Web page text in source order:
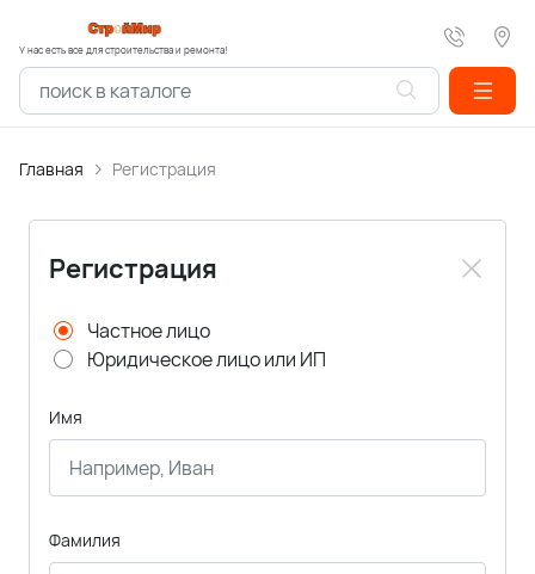
У нас есть все для строительства и ремонта!
Главная Регистрация
Регистрация
Частное лицо
Юридическое лицо или ИП
Имя
Фамилия